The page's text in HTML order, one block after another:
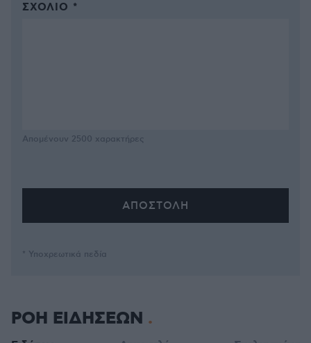
ΣΧΌΛΙΟ *
Απομένουν 2500 χαρακτήρες
* Υποχρεωτικά πεδία
ΡΟΗ ΕΙΔΗΣΕΩΝ